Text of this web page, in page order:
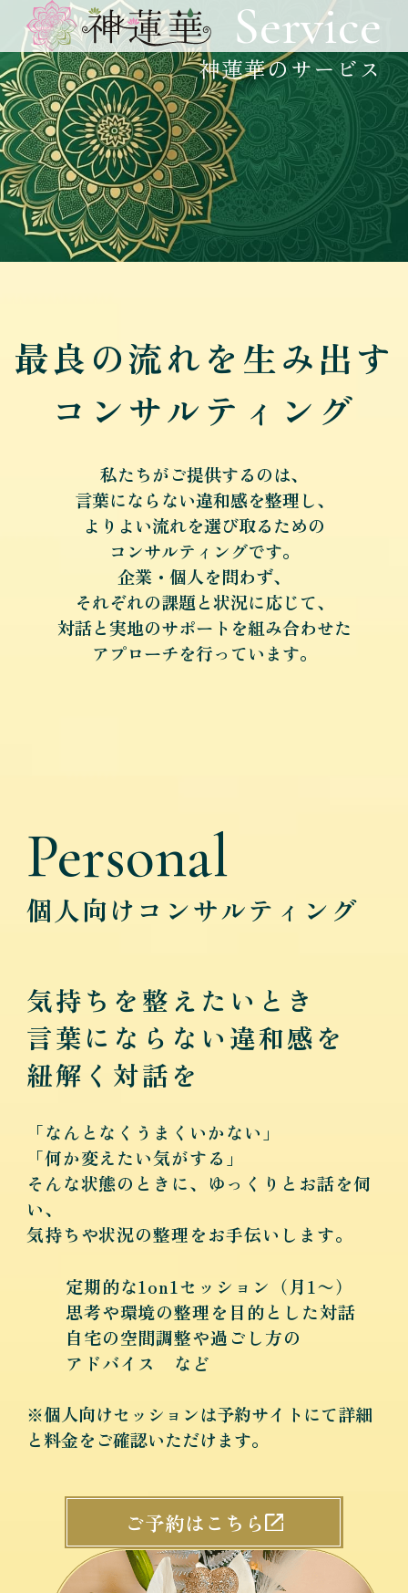
Service
神蓮華のサービス
最良の流れを生み出す
コンサルティング
私たちがご提供するのは、
言葉にならない違和感を整理し、
よりよい流れを選び取るための
コンサルティングです。
企業・個人を問わず、
それぞれの課題と状況に応じて、
対話と実地のサポートを組み合わせた
アプローチを行っています。
Personal
個人向けコンサルティング
気持ちを整えたいとき
言葉にならない違和感を
紐解く対話を
「なんとなくうまくいかない」
「何か変えたい気がする」
そんな状態のときに、ゆっくりとお話を伺
い、
気持ちや状況の整理をお手伝いします。
定期的な1on1セッション（月1〜）
思考や環境の整理を目的とした対話
自宅の空間調整や過ごし方の
アドバイス など
※個人向けセッションは予約サイトにて詳細
と料金をご確認いただけます。
ご予約はこちら